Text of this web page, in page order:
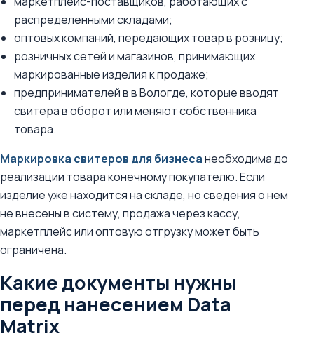
распределенными складами;
оптовых компаний, передающих товар в розницу;
розничных сетей и магазинов, принимающих
маркированные изделия к продаже;
предпринимателей в в Вологде, которые вводят
свитера в оборот или меняют собственника
товара.
Маркировка свитеров для бизнесанеобходима до
реализации товара конечному покупателю. Если
изделие уже находится на складе, но сведения о нем
не внесены в систему, продажа через кассу,
маркетплейс или оптовую отгрузку может быть
ограничена.
Какие документы нужны
перед нанесением Data
Matrix